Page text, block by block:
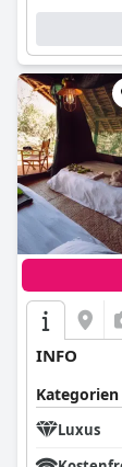
INFO
Kategorien
Luxus